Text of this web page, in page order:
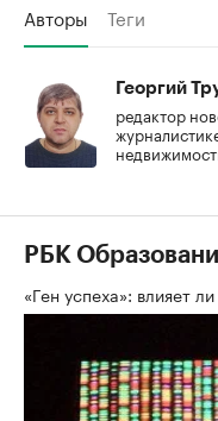
Авторы Теги
Георгий
редактор
РБК
«Ген успеха»: влияет